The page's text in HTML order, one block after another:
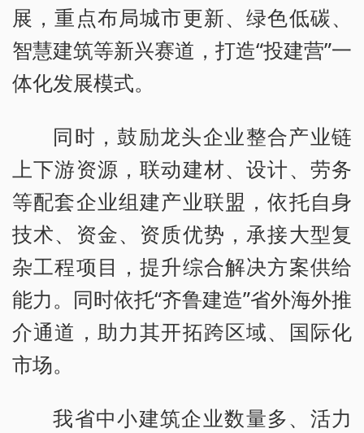
展，重点布局城市更新、绿色低碳、
智慧建筑等新兴赛道，打造“投建营”一
体化发展模式。
同时，鼓励龙头企业整合产业链
上下游资源，联动建材、设计、劳务
等配套企业组建产业联盟，依托自身
技术、资金、资质优势，承接大型复
杂工程项目，提升综合解决方案供给
能力。同时依托“齐鲁建造”省外海外推
介通道，助力其开拓跨区域、国际化
市场。
我省中小建筑企业数量多、活力